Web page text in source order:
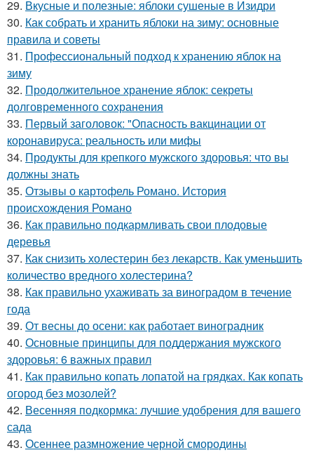
29. Вкусные и полезные: яблоки сушеные в Изидри
30. Как собрать и хранить яблоки на зиму: основные
правила и советы
31. Профессиональный подход к хранению яблок на
зиму
32. Продолжительное хранение яблок: секреты
долговременного сохранения
33. Первый заголовок: "Опасность вакцинации от
коронавируса: реальность или мифы
34. Продукты для крепкого мужского здоровья: что вы
должны знать
35. Отзывы о картофель Романо. История
происхождения Романо
36. Как правильно подкармливать свои плодовые
деревья
37. Как снизить холестерин без лекарств. Как уменьшить
количество вредного холестерина?
38. Как правильно ухаживать за виноградом в течение
года
39. От весны до осени: как работает виноградник
40. Основные принципы для поддержания мужского
здоровья: 6 важных правил
41. Как правильно копать лопатой на грядках. Как копать
огород без мозолей?
42. Весенняя подкормка: лучшие удобрения для вашего
сада
43. Осеннее размножение черной смородины